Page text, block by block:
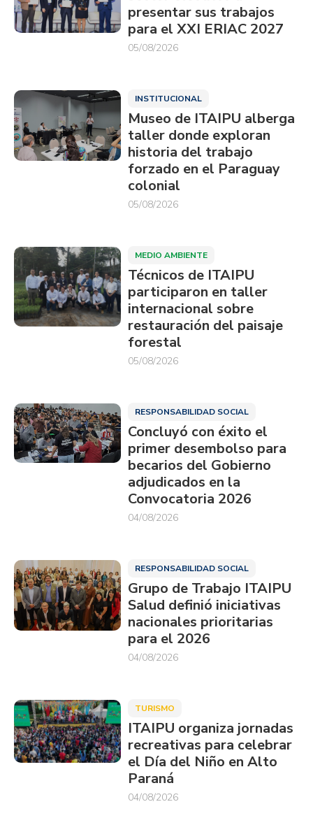
presentar sus trabajos
para el XXI ERIAC 2027
05/08/2026
INSTITUCIONAL
Museo de ITAIPU alberga
taller donde exploran
historia del trabajo
forzado en el Paraguay
colonial
05/08/2026
MEDIO AMBIENTE
Técnicos de ITAIPU
participaron en taller
internacional sobre
restauración del paisaje
forestal
05/08/2026
RESPONSABILIDAD SOCIAL
Concluyó con éxito el
primer desembolso para
becarios del Gobierno
adjudicados en la
Convocatoria 2026
04/08/2026
RESPONSABILIDAD SOCIAL
Grupo de Trabajo ITAIPU
Salud definió iniciativas
nacionales prioritarias
para el 2026
04/08/2026
TURISMO
ITAIPU organiza jornadas
recreativas para celebrar
el Día del Niño en Alto
Paraná
04/08/2026